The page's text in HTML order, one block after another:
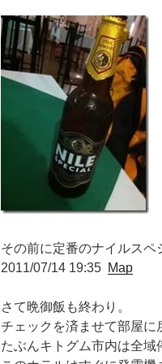
その前に定番のナイルスペ
2011/07/14 19:35 Map
さて晩御飯も終わり。
チェックを済ませて部屋に
たぶんキトグム市内は全域